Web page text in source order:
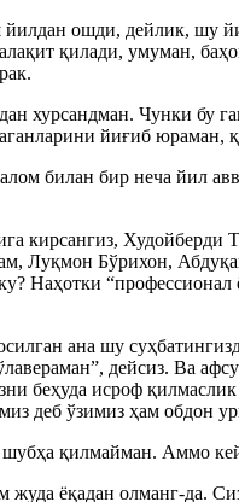
ошди, дейлик, шу
қилади, умуман,
хурсандман. Чунки бу
йиғиб юраман,
билан бир неча йил
кирсангиз,
Луқмон Бўрихон,
Наҳотки
ана шу
дейсиз. Ва
беҳуда исроф
деб ўзимиз ҳам обдон
қилмайман. Аммо
ёқадан олманг-да.